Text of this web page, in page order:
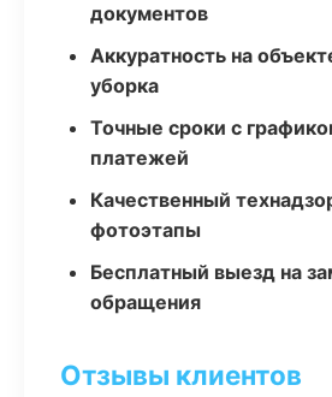
документов
Аккуратность на
уборка
Точные сроки с
платежей
Качественный
фотоэтапы
Бесплатный выезд на
обращения
Отзывы клиентов